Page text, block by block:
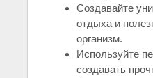
Создавайте
отдыха и
организм.
Используйте
создавать